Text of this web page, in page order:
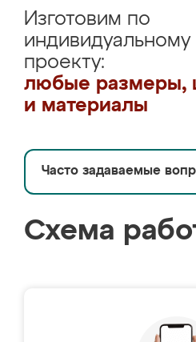
Изготовим по
индивидуальному
проекту:
любые размеры,
и материалы
Часто задаваемые
Схема